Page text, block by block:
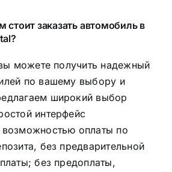
стоит заказать автомобиль в
можете получить надежный
по вашему выбору и
широкий выбор
интерфейс
оплаты по
без предварительной
без предоплаты,